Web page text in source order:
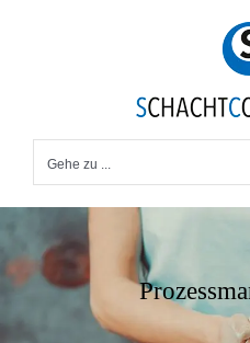
Gehe zu ...